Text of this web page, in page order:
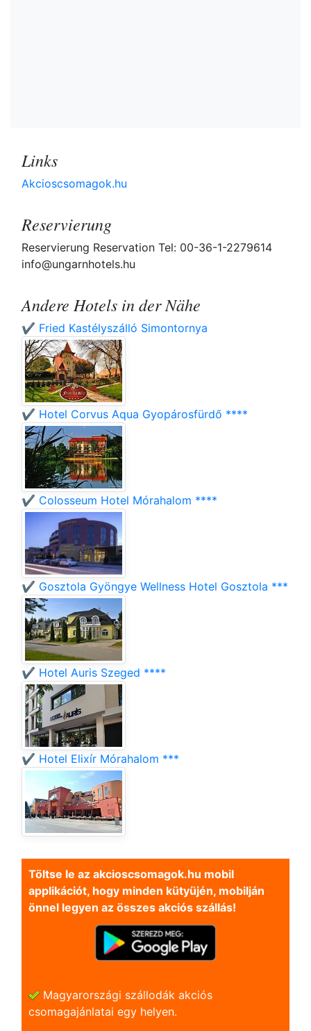
Links
Akcioscsomagok.hu
Reservierung
Reservierung Reservation Tel: 00-36-1-2279614
info@ungarnhotels.hu
Andere Hotels in der Nähe
✔️ Fried Kastélyszálló Simontornya
✔️ Hotel Corvus Aqua Gyopárosfürdő ****
✔️ Colosseum Hotel Mórahalom ****
✔️ Gosztola Gyöngye Wellness Hotel Gosztola ***
✔️ Hotel Auris Szeged ****
✔️ Hotel Elixír Mórahalom ***
Töltse le az akcioscsomagok.hu mobil
applikációt, hogy minden kütyüjén, mobilján
önnel legyen az összes akciós szállás!
Magyarországi szállodák akciós
csomagajánlatai egy helyen.